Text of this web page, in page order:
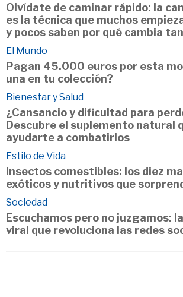
Olvídate de caminar rápido: la
es la técnica que muchos
y pocos saben por qué cambia
El Mundo
Pagan 45.000 euros por esta
una en tu colección?
Bienestar y Salud
¿Cansancio y dificultad para
Descubre el suplemento natural
ayudarte a combatirlos
Estilo de Vida
Insectos comestibles: los diez
exóticos y nutritivos que
Sociedad
Escuchamos pero no juzgamos:
viral que revoluciona las redes